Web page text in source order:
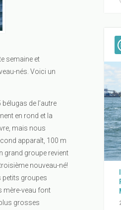
semaine et
nés. Voici un
de l’autre
en rond et la
mais nous
apparaît, 100 m
grand groupe revient
nouveau-né!
petits groupes
mère-veau font
grosses